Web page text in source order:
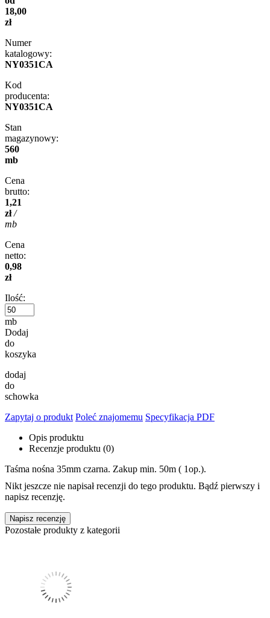
18,00
zł
Numer
katalogowy:
NY0351CA
Kod
producenta:
NY0351CA
Stan
magazynowy:
560
mb
Cena
brutto:
1,21
zł /
mb
Cena
netto:
0,98
zł
Ilość:
mb
Dodaj
do
koszyka
dodaj
do
schowka
Zapytaj o produkt Poleć znajomemu Specyfikacja PDF
Opis produktu
Recenzje produktu (0)
Taśma nośna 35mm czarna. Zakup min. 50m ( 1op.).
Nikt jeszcze nie napisał recenzji do tego produktu. Bądź pierwszy i
napisz recenzję.
Napisz recenzję
Pozostałe produkty z kategorii